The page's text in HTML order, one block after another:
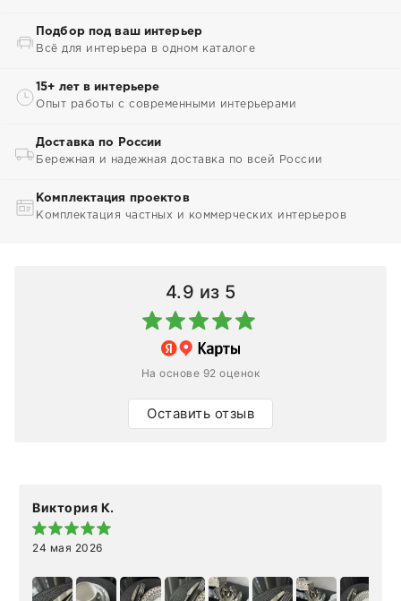
Подбор под ваш интерьер
Всё для интерьера в одном каталоге
15+ лет в интерьере
Опыт работы с современными интерьерами
Доставка по России
Бережная и надежная доставка по всей России
Комплектация проектов
Комплектация частных и коммерческих интерьеров
4.9 из 5
На основе 92 оценок
Оставить отзыв
Виктория К.
24 мая 2026